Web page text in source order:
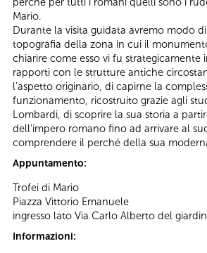
Mario.
Durante la visita guidata avremo modo
topografia della zona in cui il
chiarire come esso vi fu strategicamente
rapporti con le strutture antiche
l’aspetto originario, di capirne la
funzionamento, ricostruito grazie agli
Lombardi, di scoprire la sua storia a
dell’impero romano fino ad arrivare al
comprendere il perché della sua
Appuntamento:
Trofei di Mario
Piazza Vittorio Emanuele
ingresso lato Via Carlo Alberto del
Informazioni: